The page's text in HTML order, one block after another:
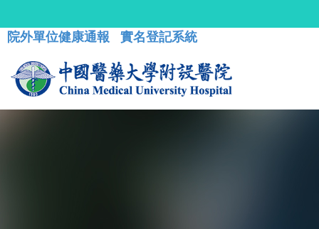
院外單位健康通報 實名登記系統